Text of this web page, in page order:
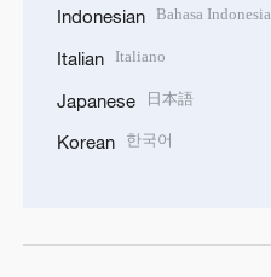
Indonesian Bahasa Indonesia
Italian Italiano
Japanese 日本語
Korean 한국어